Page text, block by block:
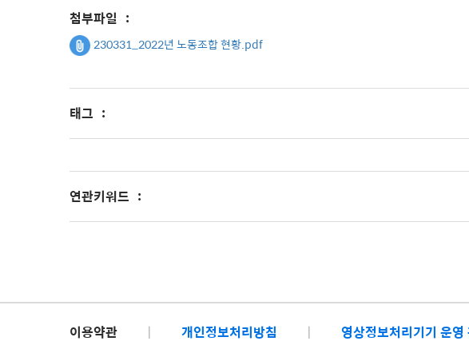
첨부파일 :
230331_2022년 노동조합 현황.pdf
태그 :
연관키워드 :
이용약관 | 개인정보처리방침 | 영상정보처리기기 운영